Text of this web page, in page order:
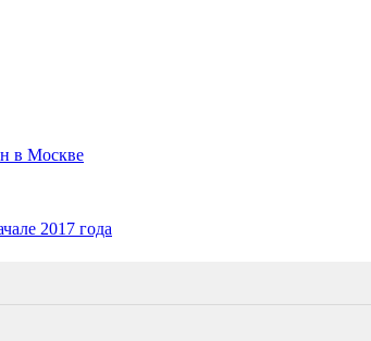
в Москве
2017 года